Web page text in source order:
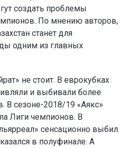
создать проблемы
По мнению авторов,
станет для
одним из главных
не стоит. В еврокубках
и выбивали более
В сезоне-2018/19 «Аякс»
Лиги чемпионов. В
сенсационно выбил
в полуфинале. А